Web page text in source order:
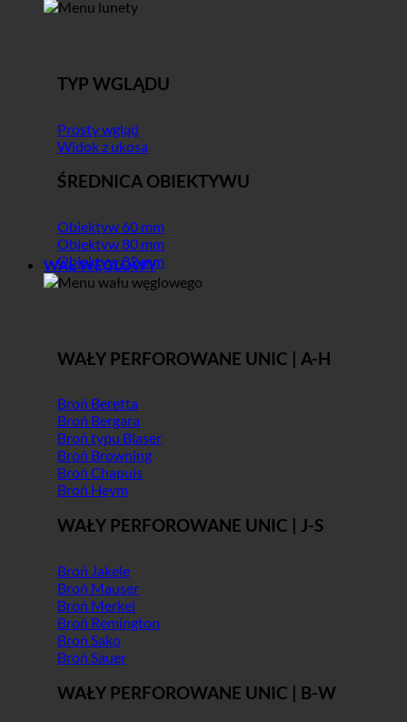
TYP WGLĄDU
Prosty wgląd
Widok z ukosa
ŚREDNICA OBIEKTYWU
Obiektyw 60 mm
Obiektyw 80 mm
Obiektyw 82 mm
WAŁ WĘGLOWY
WAŁY PERFOROWANE UNIC | A-H
Broń Beretta
Broń Bergara
Broń typu Blaser
Broń Browning
Broń Chapuis
Broń Heym
WAŁY PERFOROWANE UNIC | J-S
Broń Jakele
Broń Mauser
Broń Merkel
Broń Remington
Broń Sako
Broń Sauer
WAŁY PERFOROWANE UNIC | B-W